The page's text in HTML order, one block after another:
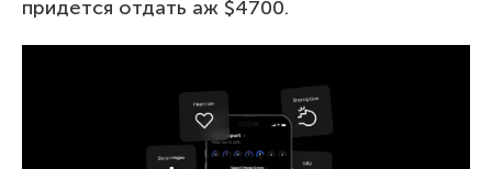
придется отдать аж $4700.